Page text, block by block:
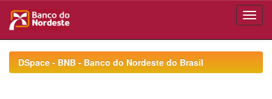
navigationDSpace - BNB - Banco do Nordeste do Brasil